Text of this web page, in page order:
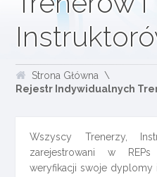
Strona Główna
Rejestr Indywidualnych
Wszyscy Trenerzy,
zarejestrowani w
weryfikacji swoje dyplomy